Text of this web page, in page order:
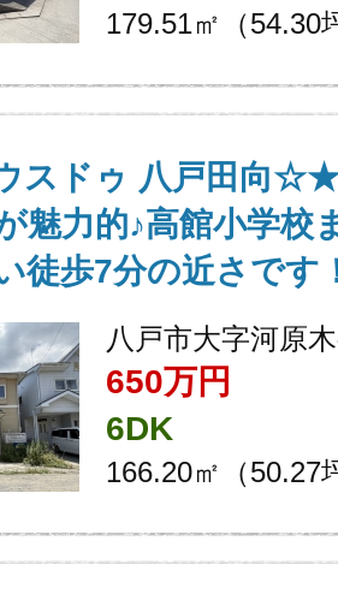
179.51㎡（54.30
ドゥ 八戸田向
魅力的♪高館小学校
徒歩7分の近さです
八戸市大字河原
650万円
6DK
166.20㎡（50.27